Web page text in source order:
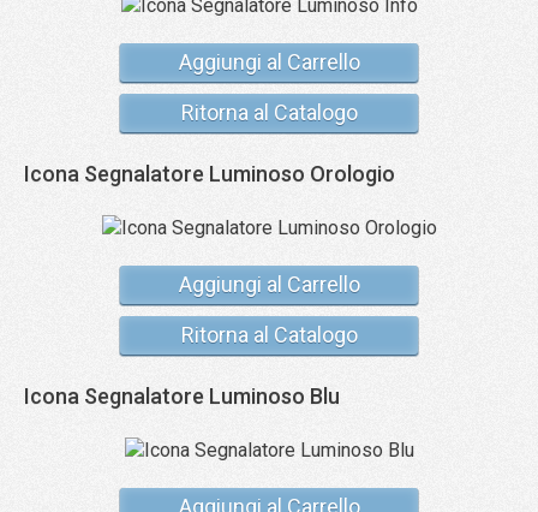
Aggiungi al Carrello
Ritorna al Catalogo
Icona Segnalatore Luminoso Orologio
Aggiungi al Carrello
Ritorna al Catalogo
Icona Segnalatore Luminoso Blu
Aggiungi al Carrello